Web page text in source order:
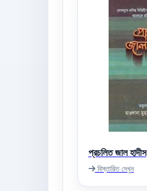
প্রচলিত জাল হাদীস
বিস্তারিত দেখুন